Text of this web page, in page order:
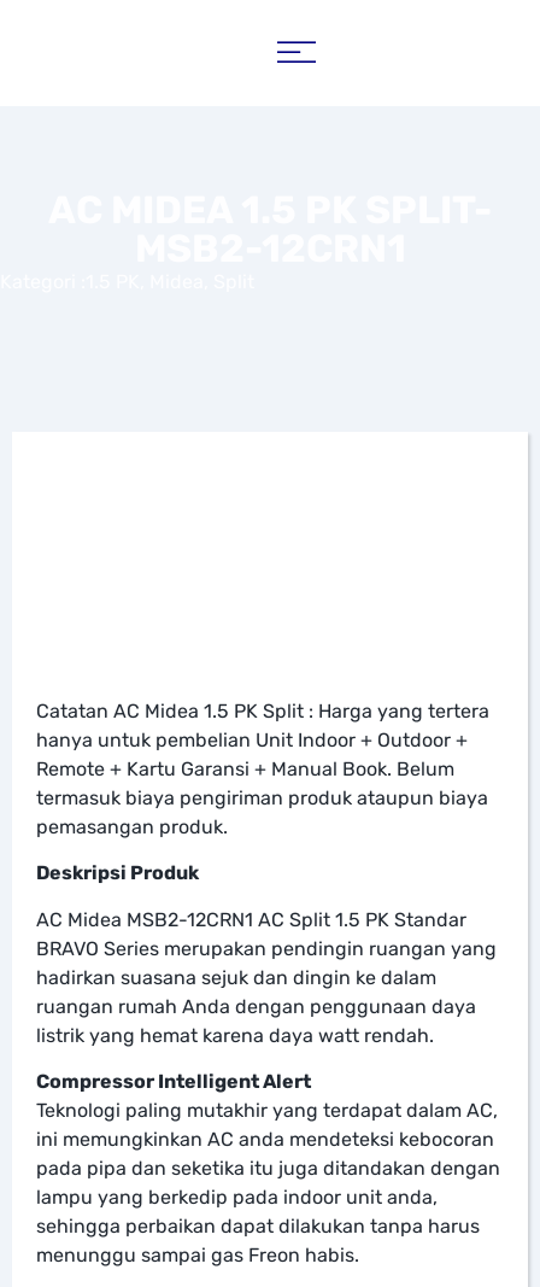
Catatan AC Midea 1.5 PK Split : Harga yang tertera
hanya untuk pembelian Unit Indoor + Outdoor +
Remote + Kartu Garansi + Manual Book. Belum
termasuk biaya pengiriman produk ataupun biaya
pemasangan produk.
Deskripsi Produk
AC Midea MSB2-12CRN1 AC Split 1.5 PK Standar
BRAVO Series merupakan pendingin ruangan yang
hadirkan suasana sejuk dan dingin ke dalam
ruangan rumah Anda dengan penggunaan daya
listrik yang hemat karena daya watt rendah.
Compressor Intelligent Alert
Teknologi paling mutakhir yang terdapat dalam AC,
ini memungkinkan AC anda mendeteksi kebocoran
pada pipa dan seketika itu juga ditandakan dengan
lampu yang berkedip pada indoor unit anda,
sehingga perbaikan dapat dilakukan tanpa harus
menunggu sampai gas Freon habis.